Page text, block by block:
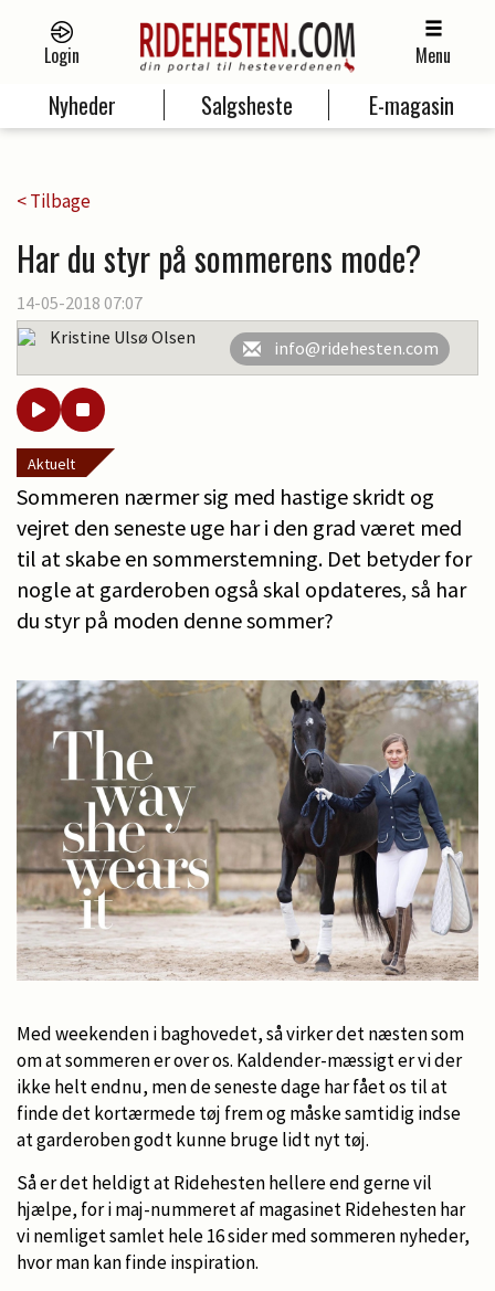
Login Menu
Nyheder Salgsheste E-magasin
< Tilbage
Har du styr på sommerens mode?
14-05-2018 07:07
Kristine Ulsø Olsen
info@ridehesten.com
Aktuelt
Sommeren nærmer sig med hastige skridt og
vejret den seneste uge har i den grad været med
til at skabe en sommerstemning. Det betyder for
nogle at garderoben også skal opdateres, så har
du styr på moden denne sommer?
Med weekenden i baghovedet, så virker det næsten som
om at sommeren er over os. Kaldender-mæssigt er vi der
ikke helt endnu, men de seneste dage har fået os til at
finde det kortærmede tøj frem og måske samtidig indse
at garderoben godt kunne bruge lidt nyt tøj.
Så er det heldigt at Ridehesten hellere end gerne vil
hjælpe, for i maj-nummeret af magasinet Ridehesten har
vi nemliget samlet hele 16 sider med sommeren nyheder,
hvor man kan finde inspiration.